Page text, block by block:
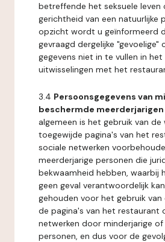
betreffende het seksuele leven
gerichtheid van een natuurlijke
opzicht wordt u geïnformeerd
gevraagd dergelijke "gevoelige"
gegevens niet in te vullen in
uitwisselingen met het
3.4 Persoonsgegevens van
beschermde meerderjarigen
algemeen is het gebruik van
toegewijde pagina's van het
sociale netwerken
meerderjarige personen die
bekwaamheid hebben, waarbij
geen geval verantwoordelijk
gehouden voor het gebruik
de pagina's van het restaurant
netwerken door minderjarige
personen, en dus voor de